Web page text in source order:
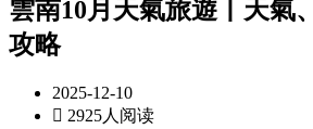
雲南10月天氣旅遊丨天氣
攻略
2025-12-10
 2925人阅读